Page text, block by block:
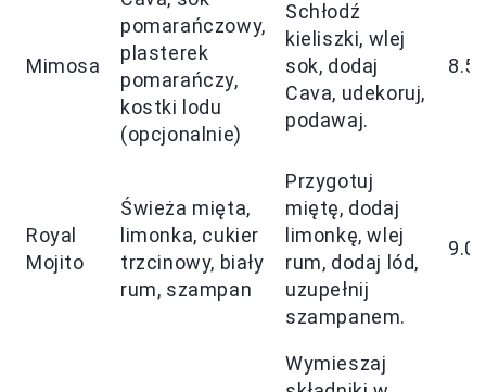
Mimosa
pomarańczowy,
plasterek
pomarańczy,
kostki lodu
(opcjonalnie)
Schłodź
kieliszki, wlej
sok, dodaj
Cava, udekoruj,
podawaj.
8.5
Royal
Mojito
Świeża mięta,
limonka, cukier
trzcinowy, biały
rum, szampan
Przygotuj
miętę, dodaj
limonkę, wlej
rum, dodaj lód,
uzupełnij
szampanem.
9.0
Wymieszaj